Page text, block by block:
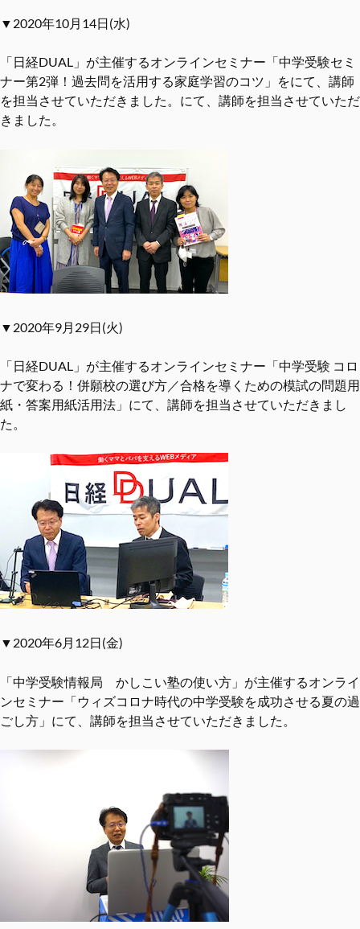
▼2020年10月14日(水)
「日経DUAL」が主催するオンラインセミナー「中学受験セミ
ナー第2弾！過去問を活⽤する家庭学習のコツ」をにて、講師
を担当させていただきました。にて、講師を担当させていただ
きました。
▼2020年9月29日(火)
「日経DUAL」が主催するオンラインセミナー「中学受験 コロ
ナで変わる！併願校の選び⽅／合格を導くための模試の問題⽤
紙・答案⽤紙活⽤法」にて、講師を担当させていただきまし
た。
▼2020年6月12日(金)
「中学受験情報局 かしこい塾の使い方」が主催するオンライ
ンセミナー「ウィズコロナ時代の中学受験を成功させる夏の過
ごし方」にて、講師を担当させていただきました。